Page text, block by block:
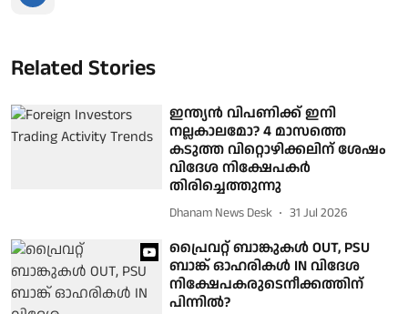
Related Stories
ഇന്ത്യൻ വിപണിക്ക് ഇനി
നല്ലകാലമോ? 4 മാസത്തെ
കടുത്ത വിറ്റൊഴിക്കലിന് ശേഷം
വിദേശ നിക്ഷേപകർ
തിരിച്ചെത്തുന്നു
Dhanam News Desk 31 Jul 2026
പ്രൈവറ്റ് ബാങ്കുകൾ OUT, PSU
ബാങ്ക് ഓഹരികൾ IN വിദേശ
നിക്ഷേപകരുടെനീക്കത്തിന്
പിന്നിൽ?